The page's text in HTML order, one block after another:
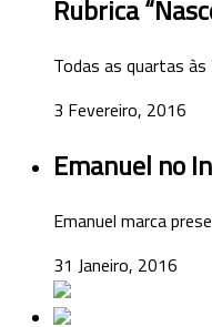
Rubrica
Todas as quartas
3 Fevereiro, 2016
Emanuel no
Emanuel marca
31 Janeiro, 2016